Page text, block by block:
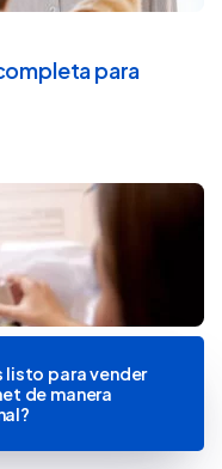
para
o e-commerce?
listo para vender
de manera